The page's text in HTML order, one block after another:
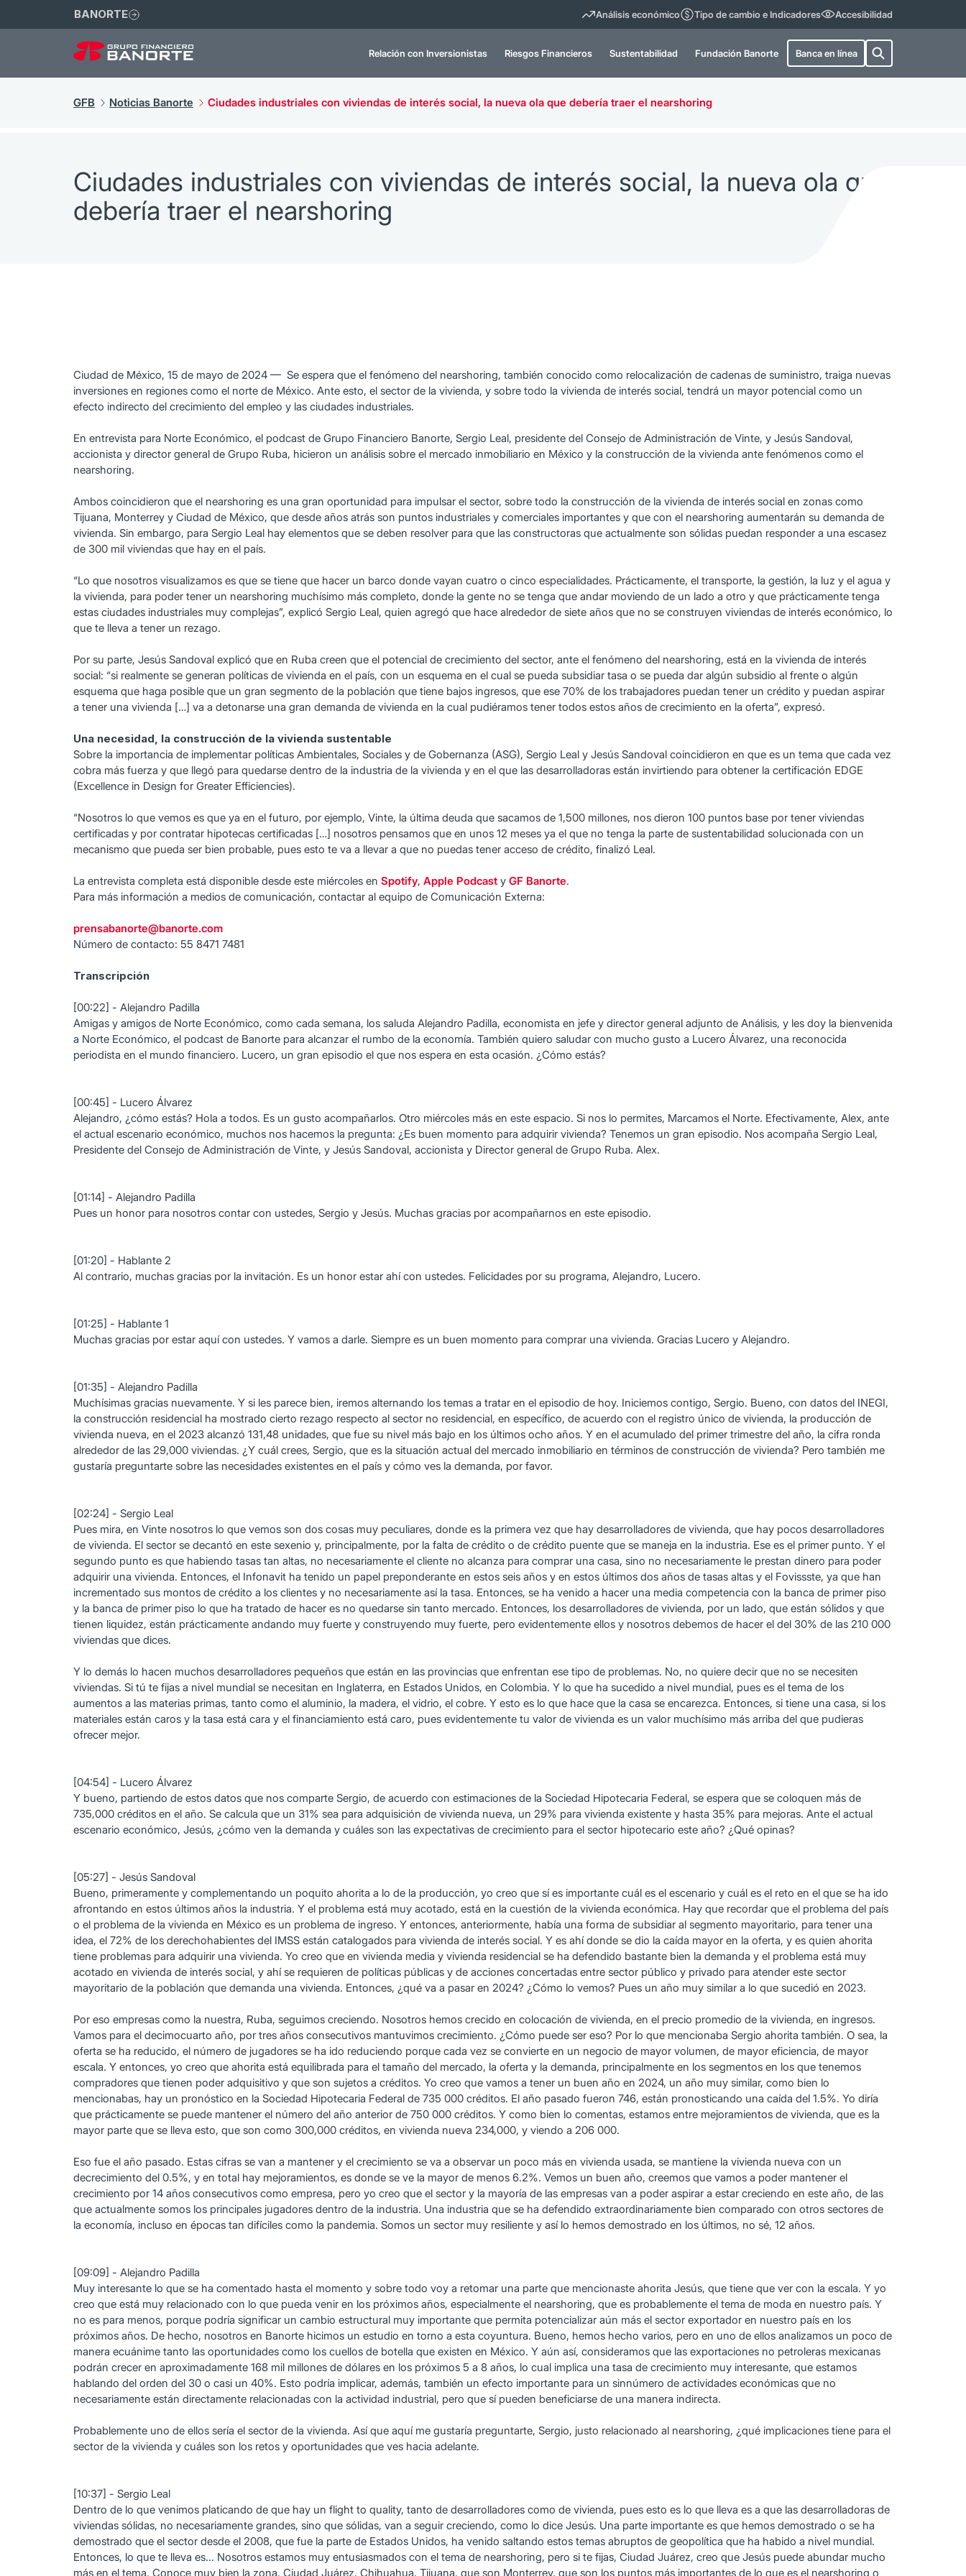
BANORTE Análisis económico Tipo de cambio e Indicadores Accesibilidad
Relación con Inversionistas Riesgos Financieros Sustentabilidad Fundación Banorte Banca en línea
GFB Noticias Banorte Ciudades industriales con viviendas de interés social, la nueva ola que debería traer el nearshoring
Ciudades industriales con viviendas de interés social, la nueva ola que
debería traer el nearshoring
Ciudad de México, 15 de mayo de 2024 — Se espera que el fenómeno del nearshoring, también conocido como relocalización de cadenas de suministro, traiga nuevas
inversiones en regiones como el norte de México. Ante esto, el sector de la vivienda, y sobre todo la vivienda de interés social, tendrá un mayor potencial como un
efecto indirecto del crecimiento del empleo y las ciudades industriales.
En entrevista para Norte Económico, el podcast de Grupo Financiero Banorte, Sergio Leal, presidente del Consejo de Administración de Vinte, y Jesús Sandoval,
accionista y director general de Grupo Ruba, hicieron un análisis sobre el mercado inmobiliario en México y la construcción de la vivienda ante fenómenos como el
nearshoring.
Ambos coincidieron que el nearshoring es una gran oportunidad para impulsar el sector, sobre todo la construcción de la vivienda de interés social en zonas como
Tijuana, Monterrey y Ciudad de México, que desde años atrás son puntos industriales y comerciales importantes y que con el nearshoring aumentarán su demanda de
vivienda. Sin embargo, para Sergio Leal hay elementos que se deben resolver para que las constructoras que actualmente son sólidas puedan responder a una escasez
de 300 mil viviendas que hay en el país.
“Lo que nosotros visualizamos es que se tiene que hacer un barco donde vayan cuatro o cinco especialidades. Prácticamente, el transporte, la gestión, la luz y el agua y
la vivienda, para poder tener un nearshoring muchísimo más completo, donde la gente no se tenga que andar moviendo de un lado a otro y que prácticamente tenga
estas ciudades industriales muy complejas”, explicó Sergio Leal, quien agregó que hace alrededor de siete años que no se construyen viviendas de interés económico, lo
que te lleva a tener un rezago.
Por su parte, Jesús Sandoval explicó que en Ruba creen que el potencial de crecimiento del sector, ante el fenómeno del nearshoring, está en la vivienda de interés
social: “si realmente se generan políticas de vivienda en el país, con un esquema en el cual se pueda subsidiar tasa o se pueda dar algún subsidio al frente o algún
esquema que haga posible que un gran segmento de la población que tiene bajos ingresos, que ese 70% de los trabajadores puedan tener un crédito y puedan aspirar
a tener una vivienda […] va a detonarse una gran demanda de vivienda en la cual pudiéramos tener todos estos años de crecimiento en la oferta”, expresó.
Una necesidad, la construcción de la vivienda sustentable
Sobre la importancia de implementar políticas Ambientales, Sociales y de Gobernanza (ASG), Sergio Leal y Jesús Sandoval coincidieron en que es un tema que cada vez
cobra más fuerza y que llegó para quedarse dentro de la industria de la vivienda y en el que las desarrolladoras están invirtiendo para obtener la certificación EDGE
(Excellence in Design for Greater Efficiencies).
“Nosotros lo que vemos es que ya en el futuro, por ejemplo, Vinte, la última deuda que sacamos de 1,500 millones, nos dieron 100 puntos base por tener viviendas
certificadas y por contratar hipotecas certificadas […] nosotros pensamos que en unos 12 meses ya el que no tenga la parte de sustentabilidad solucionada con un
mecanismo que pueda ser bien probable, pues esto te va a llevar a que no puedas tener acceso de crédito, finalizó Leal.
La entrevista completa está disponible desde este miércoles en Spotify, Apple Podcast y GF Banorte.
Para más información a medios de comunicación, contactar al equipo de Comunicación Externa:
prensabanorte@banorte.com
Número de contacto: 55 8471 7481
Transcripción
[00:22] - Alejandro Padilla
Amigas y amigos de Norte Económico, como cada semana, los saluda Alejandro Padilla, economista en jefe y director general adjunto de Análisis, y les doy la bienvenida
a Norte Económico, el podcast de Banorte para alcanzar el rumbo de la economía. También quiero saludar con mucho gusto a Lucero Álvarez, una reconocida
periodista en el mundo financiero. Lucero, un gran episodio el que nos espera en esta ocasión. ¿Cómo estás?
[00:45] - Lucero Álvarez
Alejandro, ¿cómo estás? Hola a todos. Es un gusto acompañarlos. Otro miércoles más en este espacio. Si nos lo permites, Marcamos el Norte. Efectivamente, Alex, ante
el actual escenario económico, muchos nos hacemos la pregunta: ¿Es buen momento para adquirir vivienda? Tenemos un gran episodio. Nos acompaña Sergio Leal,
Presidente del Consejo de Administración de Vinte, y Jesús Sandoval, accionista y Director general de Grupo Ruba. Alex.
[01:14] - Alejandro Padilla
Pues un honor para nosotros contar con ustedes, Sergio y Jesús. Muchas gracias por acompañarnos en este episodio.
[01:20] - Hablante 2
Al contrario, muchas gracias por la invitación. Es un honor estar ahí con ustedes. Felicidades por su programa, Alejandro, Lucero.
[01:25] - Hablante 1
Muchas gracias por estar aquí con ustedes. Y vamos a darle. Siempre es un buen momento para comprar una vivienda. Gracias Lucero y Alejandro.
[01:35] - Alejandro Padilla
Muchísimas gracias nuevamente. Y si les parece bien, iremos alternando los temas a tratar en el episodio de hoy. Iniciemos contigo, Sergio. Bueno, con datos del INEGI,
la construcción residencial ha mostrado cierto rezago respecto al sector no residencial, en específico, de acuerdo con el registro único de vivienda, la producción de
vivienda nueva, en el 2023 alcanzó 131,48 unidades, que fue su nivel más bajo en los últimos ocho años. Y en el acumulado del primer trimestre del año, la cifra ronda
alrededor de las 29,000 viviendas. ¿Y cuál crees, Sergio, que es la situación actual del mercado inmobiliario en términos de construcción de vivienda? Pero también me
gustaría preguntarte sobre las necesidades existentes en el país y cómo ves la demanda, por favor.
[02:24] - Sergio Leal
Pues mira, en Vinte nosotros lo que vemos son dos cosas muy peculiares, donde es la primera vez que hay desarrolladores de vivienda, que hay pocos desarrolladores
de vivienda. El sector se decantó en este sexenio y, principalmente, por la falta de crédito o de crédito puente que se maneja en la industria. Ese es el primer punto. Y el
segundo punto es que habiendo tasas tan altas, no necesariamente el cliente no alcanza para comprar una casa, sino no necesariamente le prestan dinero para poder
adquirir una vivienda. Entonces, el Infonavit ha tenido un papel preponderante en estos seis años y en estos últimos dos años de tasas altas y el Fovissste, ya que han
incrementado sus montos de crédito a los clientes y no necesariamente así la tasa. Entonces, se ha venido a hacer una media competencia con la banca de primer piso
y la banca de primer piso lo que ha tratado de hacer es no quedarse sin tanto mercado. Entonces, los desarrolladores de vivienda, por un lado, que están sólidos y que
tienen liquidez, están prácticamente andando muy fuerte y construyendo muy fuerte, pero evidentemente ellos y nosotros debemos de hacer el del 30% de las 210 000
viviendas que dices.
Y lo demás lo hacen muchos desarrolladores pequeños que están en las provincias que enfrentan ese tipo de problemas. No, no quiere decir que no se necesiten
viviendas. Si tú te fijas a nivel mundial se necesitan en Inglaterra, en Estados Unidos, en Colombia. Y lo que ha sucedido a nivel mundial, pues es el tema de los
aumentos a las materias primas, tanto como el aluminio, la madera, el vidrio, el cobre. Y esto es lo que hace que la casa se encarezca. Entonces, si tiene una casa, si los
materiales están caros y la tasa está cara y el financiamiento está caro, pues evidentemente tu valor de vivienda es un valor muchísimo más arriba del que pudieras
ofrecer mejor.
[04:54] - Lucero Álvarez
Y bueno, partiendo de estos datos que nos comparte Sergio, de acuerdo con estimaciones de la Sociedad Hipotecaria Federal, se espera que se coloquen más de
735,000 créditos en el año. Se calcula que un 31% sea para adquisición de vivienda nueva, un 29% para vivienda existente y hasta 35% para mejoras. Ante el actual
escenario económico, Jesús, ¿cómo ven la demanda y cuáles son las expectativas de crecimiento para el sector hipotecario este año? ¿Qué opinas?
[05:27] - Jesús Sandoval
Bueno, primeramente y complementando un poquito ahorita a lo de la producción, yo creo que sí es importante cuál es el escenario y cuál es el reto en el que se ha ido
afrontando en estos últimos años la industria. Y el problema está muy acotado, está en la cuestión de la vivienda económica. Hay que recordar que el problema del país
o el problema de la vivienda en México es un problema de ingreso. Y entonces, anteriormente, había una forma de subsidiar al segmento mayoritario, para tener una
idea, el 72% de los derechohabientes del IMSS están catalogados para vivienda de interés social. Y es ahí donde se dio la caída mayor en la oferta, y es quien ahorita
tiene problemas para adquirir una vivienda. Yo creo que en vivienda media y vivienda residencial se ha defendido bastante bien la demanda y el problema está muy
acotado en vivienda de interés social, y ahí se requieren de políticas públicas y de acciones concertadas entre sector público y privado para atender este sector
mayoritario de la población que demanda una vivienda. Entonces, ¿qué va a pasar en 2024? ¿Cómo lo vemos? Pues un año muy similar a lo que sucedió en 2023.
Por eso empresas como la nuestra, Ruba, seguimos creciendo. Nosotros hemos crecido en colocación de vivienda, en el precio promedio de la vivienda, en ingresos.
Vamos para el decimocuarto año, por tres años consecutivos mantuvimos crecimiento. ¿Cómo puede ser eso? Por lo que mencionaba Sergio ahorita también. O sea, la
oferta se ha reducido, el número de jugadores se ha ido reduciendo porque cada vez se convierte en un negocio de mayor volumen, de mayor eficiencia, de mayor
escala. Y entonces, yo creo que ahorita está equilibrada para el tamaño del mercado, la oferta y la demanda, principalmente en los segmentos en los que tenemos
compradores que tienen poder adquisitivo y que son sujetos a créditos. Yo creo que vamos a tener un buen año en 2024, un año muy similar, como bien lo
mencionabas, hay un pronóstico en la Sociedad Hipotecaria Federal de 735 000 créditos. El año pasado fueron 746, están pronosticando una caída del 1.5%. Yo diría
que prácticamente se puede mantener el número del año anterior de 750 000 créditos. Y como bien lo comentas, estamos entre mejoramientos de vivienda, que es la
mayor parte que se lleva esto, que son como 300,000 créditos, en vivienda nueva 234,000, y viendo a 206 000.
Eso fue el año pasado. Estas cifras se van a mantener y el crecimiento se va a observar un poco más en vivienda usada, se mantiene la vivienda nueva con un
decrecimiento del 0.5%, y en total hay mejoramientos, es donde se ve la mayor de menos 6.2%. Vemos un buen año, creemos que vamos a poder mantener el
crecimiento por 14 años consecutivos como empresa, pero yo creo que el sector y la mayoría de las empresas van a poder aspirar a estar creciendo en este año, de las
que actualmente somos los principales jugadores dentro de la industria. Una industria que se ha defendido extraordinariamente bien comparado con otros sectores de
la economía, incluso en épocas tan difíciles como la pandemia. Somos un sector muy resiliente y así lo hemos demostrado en los últimos, no sé, 12 años.
[09:09] - Alejandro Padilla
Muy interesante lo que se ha comentado hasta el momento y sobre todo voy a retomar una parte que mencionaste ahorita Jesús, que tiene que ver con la escala. Y yo
creo que está muy relacionado con lo que pueda venir en los próximos años, especialmente el nearshoring, que es probablemente el tema de moda en nuestro país. Y
no es para menos, porque podría significar un cambio estructural muy importante que permita potencializar aún más el sector exportador en nuestro país en los
próximos años. De hecho, nosotros en Banorte hicimos un estudio en torno a esta coyuntura. Bueno, hemos hecho varios, pero en uno de ellos analizamos un poco de
manera ecuánime tanto las oportunidades como los cuellos de botella que existen en México. Y aún así, consideramos que las exportaciones no petroleras mexicanas
podrán crecer en aproximadamente 168 mil millones de dólares en los próximos 5 a 8 años, lo cual implica una tasa de crecimiento muy interesante, que estamos
hablando del orden del 30 o casi un 40%. Esto podría implicar, además, también un efecto importante para un sinnúmero de actividades económicas que no
necesariamente están directamente relacionadas con la actividad industrial, pero que sí pueden beneficiarse de una manera indirecta.
Probablemente uno de ellos sería el sector de la vivienda. Así que aquí me gustaría preguntarte, Sergio, justo relacionado al nearshoring, ¿qué implicaciones tiene para el
sector de la vivienda y cuáles son los retos y oportunidades que ves hacia adelante.
[10:37] - Sergio Leal
Dentro de lo que venimos platicando de que hay un flight to quality, tanto de desarrolladores como de vivienda, pues esto es lo que lleva es a que las desarrolladoras de
viviendas sólidas, no necesariamente grandes, sino que sólidas, van a seguir creciendo, como lo dice Jesús. Una parte importante es que hemos demostrado o se ha
demostrado que el sector desde el 2008, que fue la parte de Estados Unidos, ha venido saltando estos temas abruptos de geopolítica que ha habido a nivel mundial.
Entonces, lo que te lleva es... Nosotros estamos muy entusiasmados con el tema de nearshoring, pero si te fijas, Ciudad Juárez, creo que Jesús puede abundar mucho
más en el tema. Conoce muy bien la zona, Ciudad Juárez, Chihuahua, Tijuana, que son Monterrey, que son los puntos más importantes de lo que es el nearshoring o